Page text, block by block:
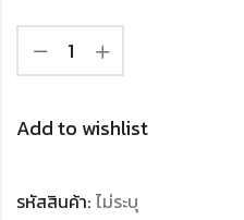
Add to wishlist
รหัสสินค้า: ไม่ระบุ